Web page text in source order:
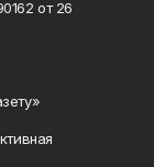
от 26